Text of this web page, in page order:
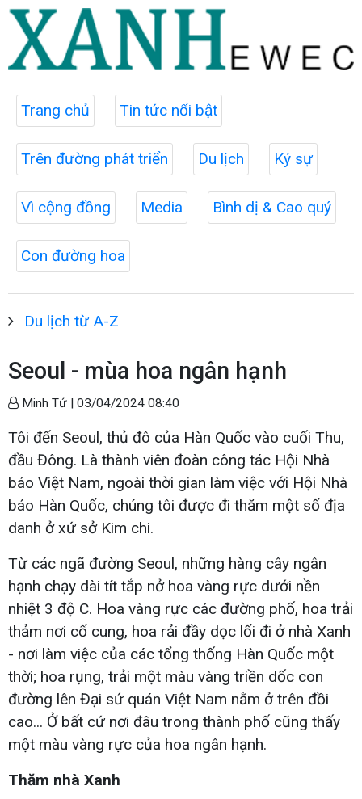
Trang chủ Tin tức nổi bật
Trên đường phát triển Du lịch Ký sự
Vì cộng đồng Media Bình dị & Cao quý
Con đường hoa
Du lịch từ A-Z
Seoul - mùa hoa ngân hạnh
Minh Tứ | 03/04/2024 08:40
Tôi đến Seoul, thủ đô của Hàn Quốc vào cuối Thu,
đầu Đông. Là thành viên đoàn công tác Hội Nhà
báo Việt Nam, ngoài thời gian làm việc với Hội Nhà
báo Hàn Quốc, chúng tôi được đi thăm một số địa
danh ở xứ sở Kim chi.
Từ các ngã đường Seoul, những hàng cây ngân
hạnh chạy dài tít tắp nở hoa vàng rực dưới nền
nhiệt 3 độ C. Hoa vàng rực các đường phố, hoa trải
thảm nơi cố cung, hoa rải đầy dọc lối đi ở nhà Xanh
- nơi làm việc của các tổng thống Hàn Quốc một
thời; hoa rụng, trải một màu vàng triền dốc con
đường lên Đại sứ quán Việt Nam nằm ở trên đồi
cao... Ở bất cứ nơi đâu trong thành phố cũng thấy
một màu vàng rực của hoa ngân hạnh.
Thăm nhà Xanh